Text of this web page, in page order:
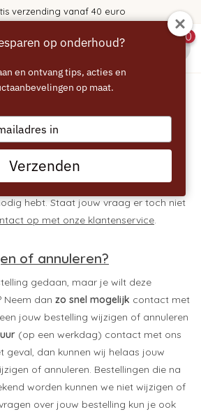
verzending vanaf 40 euro
0
bestellen van een product of wil je
of annuleren? Op deze pagina vind je
hebt. Staat jouw vraag er toch niet
op met onze klantenservice.
of annuleren?
gedaan, maar je wilt deze
Neem dan zo snel mogelijk contact met
jouw bestelling wijzigen of annuleren
(op een werkdag) contact met ons
geval, dan kunnen wij helaas jouw
of annuleren. Bestellingen die na
worden kunnen we niet wijzigen of
over jouw bestelling kun je ook
op onderhoud?
en ontvang tips, acties en
op maat.
Verzenden